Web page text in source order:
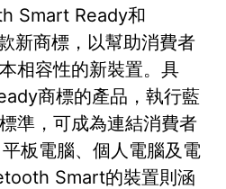
Smart Ready和
新商標，以幫助消費者
相容性的新裝置。具
商標的產品，執行藍
準，可成為連結消費者
板電腦、個人電腦及電
Smart的裝置則涵